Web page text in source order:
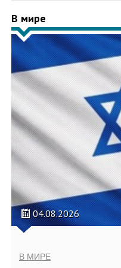
В мире
04.08.2026
В МИРЕ